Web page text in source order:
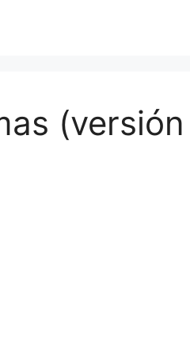
(versión